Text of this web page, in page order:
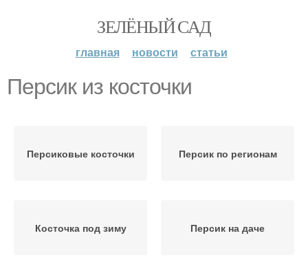
ЗЕЛЁНЫЙ САД
главная новости статьи
Персик из косточки
Персиковые косточки Персик по регионам
Косточка под зиму Персик на даче